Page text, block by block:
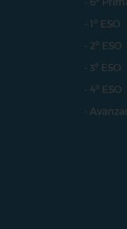
- 1º ESO
- 2º ESO
- 3º ESO
- 4º ESO
-